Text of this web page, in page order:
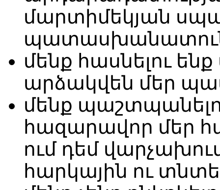
մարտիմեկյան
մենք հասնելու
արձակվեն մեր
մենք
հազարավոր մեր
ում դեմ
հարկային ու